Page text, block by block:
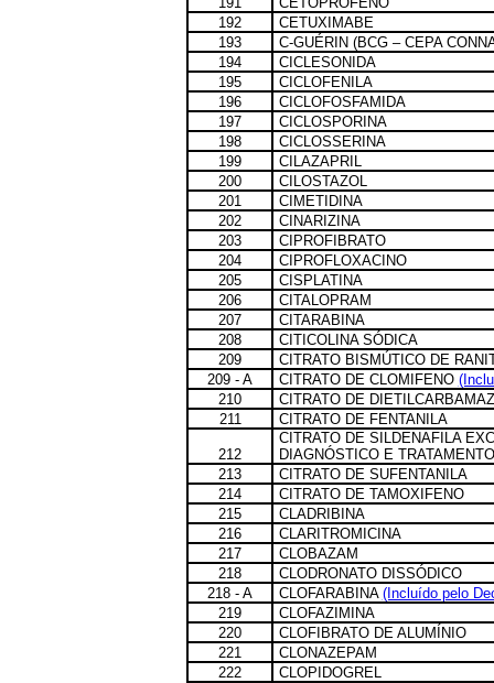
192
CETUXIMABE
193
C-GUÉRIN (BCG – CEPA
194
CICLESONIDA
195
CICLOFENILA
196
CICLOFOSFAMIDA
197
CICLOSPORINA
198
CICLOSSERINA
199
CILAZAPRIL
200
CILOSTAZOL
201
CIMETIDINA
202
CINARIZINA
203
CIPROFIBRATO
204
CIPROFLOXACINO
205
CISPLATINA
206
CITALOPRAM
207
CITARABINA
208
CITICOLINA SÓDICA
209
CITRATO BISMÚTICO DE
209 - A
CITRATO DE CLOMIFENO
210
CITRATO DE
211
CITRATO DE FENTANILA
212
CITRATO DE SILDENAFILA
DIAGNÓSTICO E
213
CITRATO DE SUFENTANILA
214
CITRATO DE TAMOXIFENO
215
CLADRIBINA
216
CLARITROMICINA
217
CLOBAZAM
218
CLODRONATO DISSÓDICO
218 - A
CLOFARABINA (Incluído pelo
219
CLOFAZIMINA
220
CLOFIBRATO DE ALUMÍNIO
221
CLONAZEPAM
222
CLOPIDOGREL